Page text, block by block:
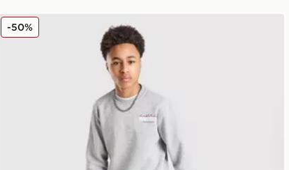
Hoodrich Tuta Magma Fleece Crew Junior
-50%